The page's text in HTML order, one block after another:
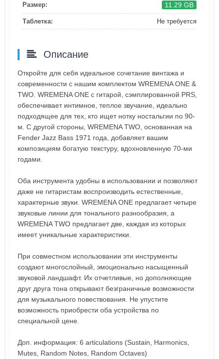
Размер: 11.29 GB
Таблетка: Не требуется
Описание
Откройте для себя идеальное сочетание винтажа и
современности с нашим комплектом WREMENA ONE &
TWO. WREMENA ONE с гитарой, сэмплированной PRS,
обеспечивает интимное, теплое звучание, идеально
подходящее для тех, кто ищет нотку ностальгии по 90-
м. С другой стороны, WREMENA TWO, основанная на
Fender Jazz Bass 1971 года, добавляет вашим
композициям богатую текстуру, вдохновленную 70-ми
годами.
Оба инструмента удобны в использовании и позволяют
даже не гитаристам воспроизводить естественные,
характерные звуки. WREMENA ONE предлагает четыре
звуковые линии для тонального разнообразия, а
WREMENA TWO предлагает две, каждая из которых
имеет уникальные характеристики.
При совместном использовании эти инструменты
создают многослойный, эмоционально насыщенный
звуковой ландшафт. Их отчетливые, но дополняющие
друг друга тона открывают безграничные возможности
для музыкального повествования. Не упустите
возможность приобрести оба устройства по
специальной цене.
Доп. информация: 6 articulations (Sustain, Harmonics,
Mutes, Random Notes, Random Octaves)